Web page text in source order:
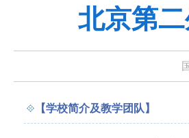
北京第
【学校简介及教学团队】